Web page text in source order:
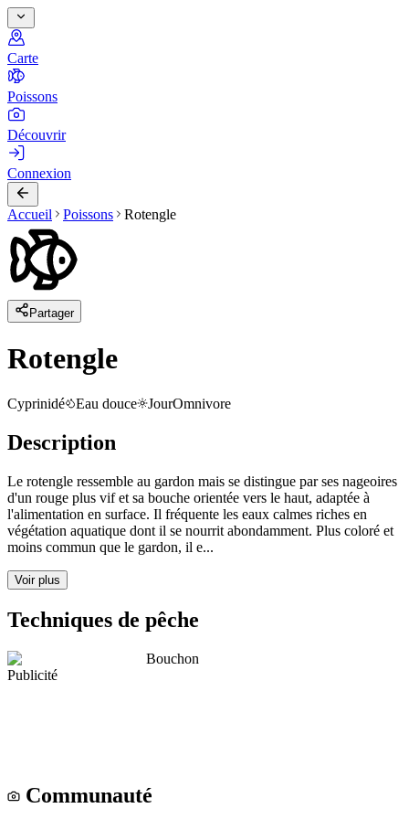
Carte
Poissons
Découvrir
Connexion
Accueil Poissons Rotengle
Partager
Rotengle
Cyprinidé Eau douce JourOmnivore
Description
Le rotengle ressemble au gardon mais se distingue par ses nageoires
d'un rouge plus vif et sa bouche orientée vers le haut, adaptée à
l'alimentation en surface. Il fréquente les eaux calmes riches en
végétation aquatique dont il se nourrit abondamment. Plus coloré et
moins commun que le gardon, il e...
Voir plus
Techniques de pêche
Bouchon
Publicité
Communauté